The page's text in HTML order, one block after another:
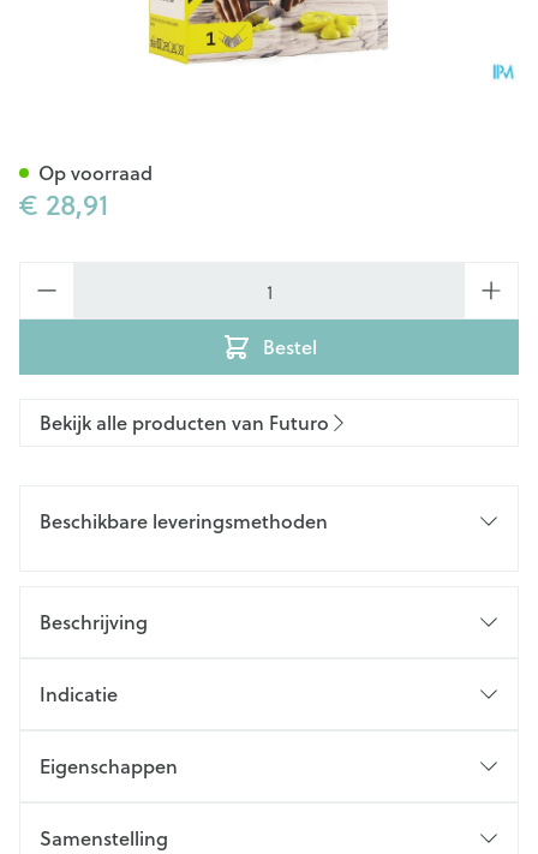
€ 28,91
Bestel
Op voorraad
Bekijk alle producten van Futuro
Beschikbare leveringsmethoden
Beschrijving
Indicatie
Eigenschappen
Samenstelling